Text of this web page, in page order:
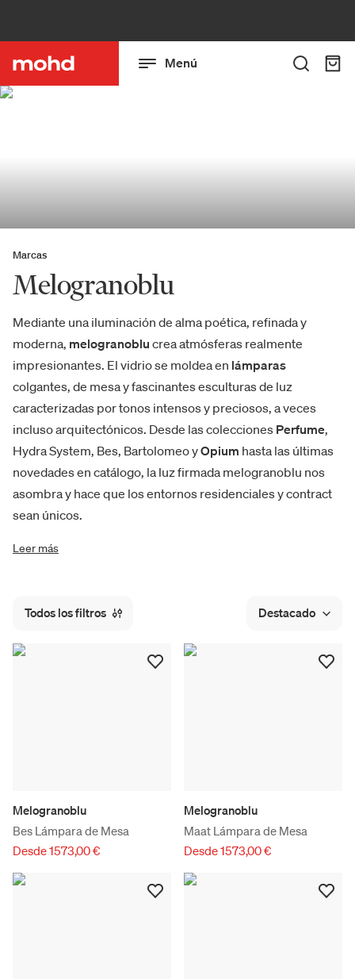
Menú
Marcas
Melogranoblu
Mediante una iluminación de alma poética, refinada y
moderna, melogranoblu crea atmósferas realmente
impresionantes. El vidrio se moldea en lámparas
colgantes, de mesa y fascinantes esculturas de luz
caracterizadas por tonos intensos y preciosos, a veces
incluso arquitectónicos. Desde las colecciones Perfume,
Hydra System, Bes, Bartolomeo yOpium hasta las últimas
novedades en catálogo, la luz firmada melogranoblu nos
asombra y hace que los entornos residenciales y contract
sean únicos.
Leer más
Todos los filtros Destacado
Melogranoblu
Bes Lámpara de Mesa
Desde 1573,00 €
Melogranoblu
Maat Lámpara de Mesa
Desde 1573,00 €